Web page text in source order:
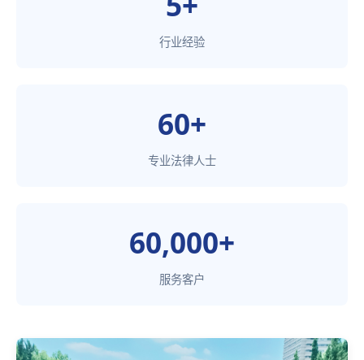
行业经验
60+
专业法律人士
60,000+
服务客户